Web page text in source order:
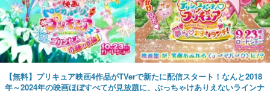
【無料】プリキュア映画4作品がTVerで新たに配信スタート！なんと2018
年～2024年の映画ほぼすべてが見放題に、ぶっちゃけありえないラインナ